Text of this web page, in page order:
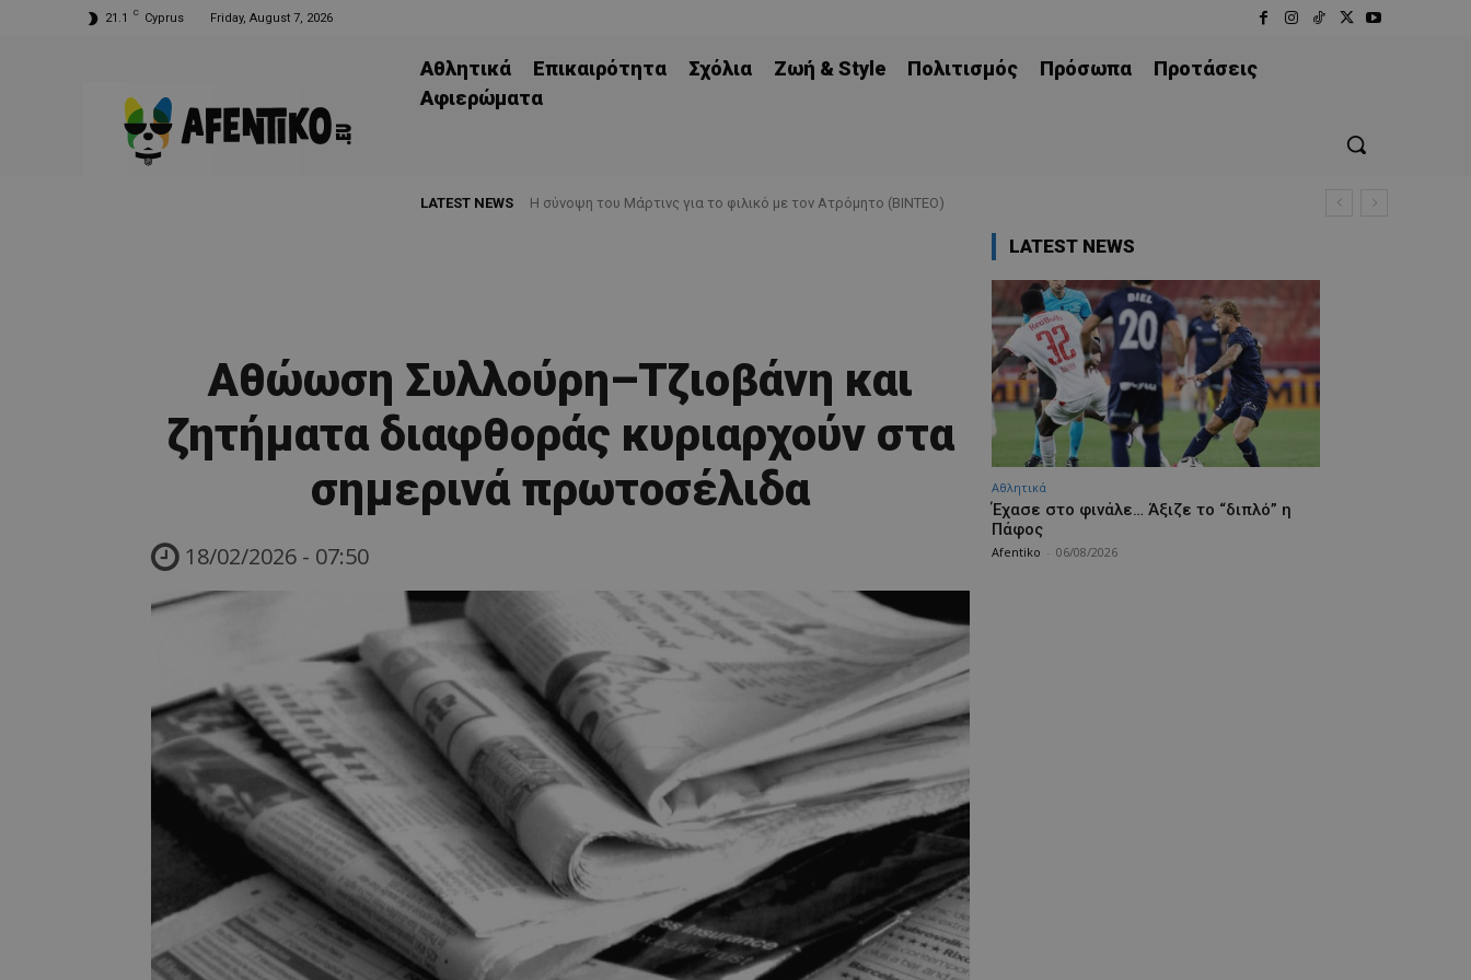
21.1 C Cyprus Friday, August 7, 2026
Αθλητικά Επικαιρότητα Σχόλια Ζωή & Style Πολιτισμός Πρόσωπα
Προτάσεις
Aφιερώματα
LATEST NEWS H σύνοψη του Μάρτινς για το φιλικό με τον Ατρόμητο (ΒΙΝΤΕΟ)
Αθώωση Συλλούρη–Τζιοβάνη και
ζητήματα διαφθοράς κυριαρχούν στα
σημερινά πρωτοσέλιδα
18/02/2026 - 07:50
LATEST NEWS
Αθλητικά
Έχασε στο φινάλε… Άξιζε το “διπλό” η
Πάφος
Afentiko 06/08/2026